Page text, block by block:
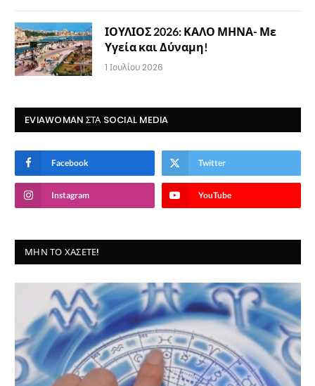
ΙΟΥΛΙΟΣ 2026: ΚΑΛΟ ΜΗΝΑ- Με
Υγεία και Δύναμη!
1 Ιουλίου 2026
EVIAWOMAN ΣΤΑ SOCIAL MEDIA
Facebook Twitter
Instagram YouTube
ΜΗΝ ΤΟ ΧΆΣΕΤΕ!